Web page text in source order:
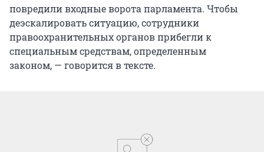
повредили входные ворота парламента. Чтобы
деэскалировать ситуацию, сотрудники
правоохранительных органов прибегли к
специальным средствам, определенным
законом, — говорится в тексте.